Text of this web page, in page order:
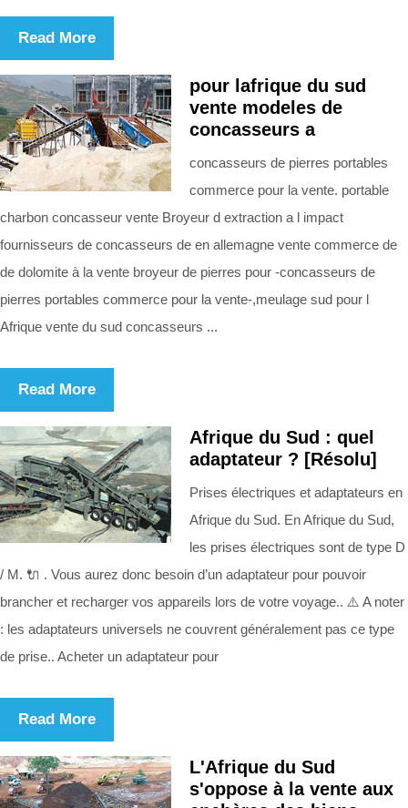
Read More
pour lafrique du sud
vente modeles de
concasseurs a
concasseurs de pierres portables
commerce pour la vente. portable
charbon concasseur vente Broyeur d extraction a l impact
fournisseurs de concasseurs de en allemagne vente commerce de
de dolomite à la vente broyeur de pierres pour -concasseurs de
pierres portables commerce pour la vente-,meulage sud pour l
Afrique vente du sud concasseurs ...
Read More
Afrique du Sud : quel
adaptateur ? [Résolu]
Prises électriques et adaptateurs en
Afrique du Sud. En Afrique du Sud,
les prises électriques sont de type D
/ M. 🔌 . Vous aurez donc besoin d’un adaptateur pour pouvoir
brancher et recharger vos appareils lors de votre voyage.. ⚠️ A noter
: les adaptateurs universels ne couvrent généralement pas ce type
de prise.. Acheter un adaptateur pour
Read More
L'Afrique du Sud
s'oppose à la vente aux